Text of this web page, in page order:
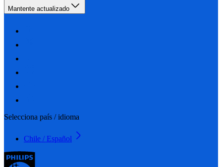
Mantente actualizado
Selecciona país / idioma
Chile / Español